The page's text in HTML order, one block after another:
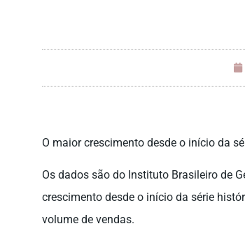
O maior crescimento desde o início da
Os dados são do Instituto Brasileiro de
crescimento desde o início da série
volume de vendas.